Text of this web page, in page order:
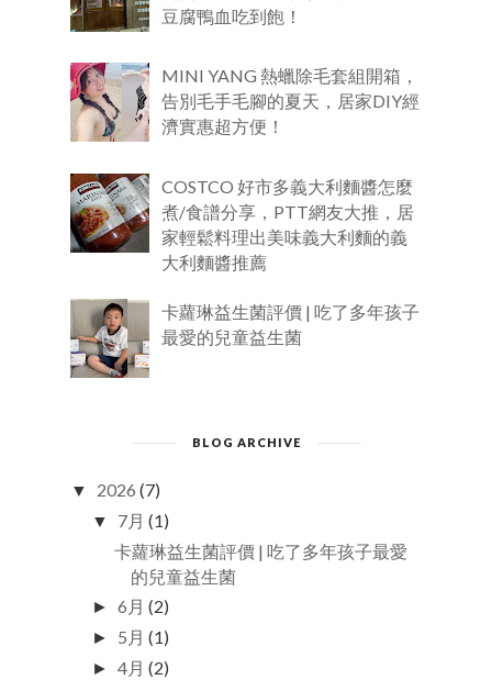
豆腐鴨血吃到飽！
MINI YANG 熱蠟除毛套組開箱，
告別毛手毛腳的夏天，居家DIY經
濟實惠超方便！
COSTCO 好市多義大利麵醬怎麼
煮/食譜分享，PTT網友大推，居
家輕鬆料理出美味義大利麵的義
大利麵醬推薦
卡蘿琳益生菌評價 | 吃了多年孩子
最愛的兒童益生菌
BLOG ARCHIVE
▼ 2026 (7)
▼ 7月 (1)
卡蘿琳益生菌評價 | 吃了多年孩子最愛
的兒童益生菌
►6月 (2)
► 5月 (1)
►4月 (2)